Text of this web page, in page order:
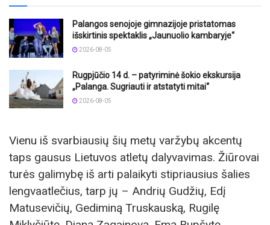
Palangos senojoje gimnazijoje pristatomas
išskirtinis spektaklis „Jaunuolio kambaryje“
2026-08-05
Rugpjūčio 14 d. – patyriminė šokio ekskursija
„Palanga. Sugriauti ir atstatyti mitai“
2026-08-05
Vienu iš svarbiausių šių metų varžybų akcentų
taps gausus Lietuvos atletų dalyvavimas. Žiūrovai
turės galimybę iš arti palaikyti stipriausius šalies
lengvaatlečius, tarp jų – Andrių Gudžių, Edį
Matusevičių, Gediminą Truskauską, Rugilę